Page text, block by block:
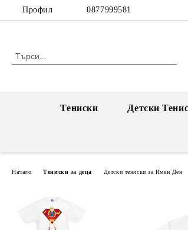
Профил 0877999581
Тениски Детски
Начало Тениски за деца Детски тениски за Имен Ден